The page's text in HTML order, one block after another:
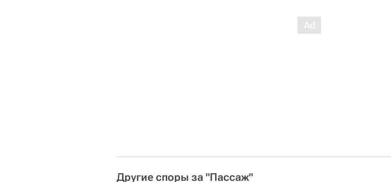
Другие споры за "Пассаж"